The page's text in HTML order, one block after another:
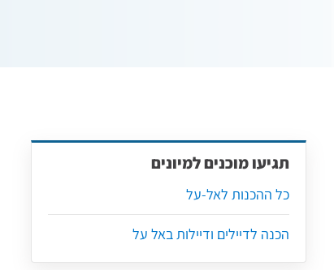
תגיעו מוכנים למיונים
כל ההכנות לאל-על
הכנה לדיילים ודיילות באל על